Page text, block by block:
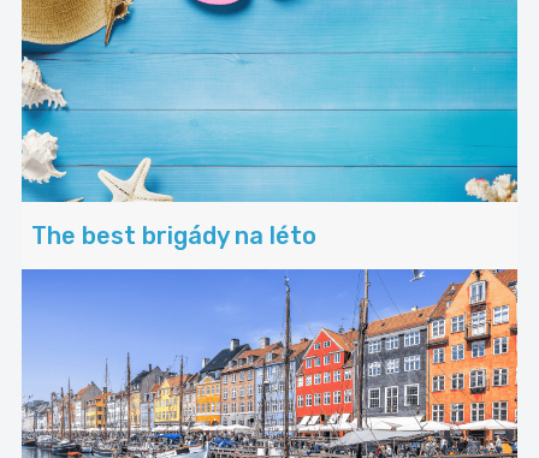
The best brigády na léto